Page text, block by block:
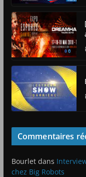
Commentaires
Bourletdans
chez Big Robots